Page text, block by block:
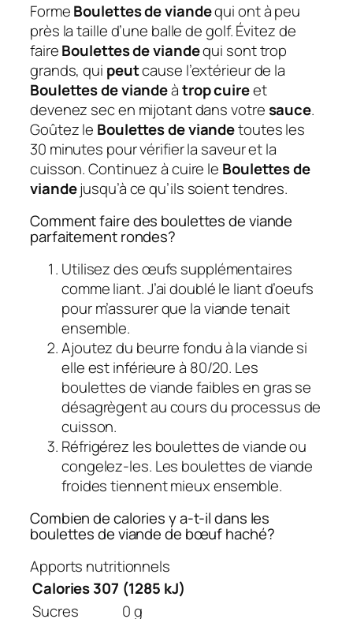
FormeBoulettes de viandequi ont à peu
près la taille d’une balle de golf. Évitez de
faireBoulettes de viandequi sont trop
grands, qui peutcause l’extérieur de la
Boulettes de viandeàtrop cuireet
devenez sec en mijotant dans votresauce.
Goûtez le Boulettes de viandetoutes les
30 minutes pour vérifier la saveur et la
cuisson. Continuez à cuire le Boulettes de
viandejusqu’à ce qu’ils soient tendres.
Comment faire des boulettes de viande
parfaitement rondes?
Utilisez des œufs supplémentaires
comme liant. J’ai doublé le liant d’oeufs
pour m’assurer que la viande tenait
ensemble.
Ajoutez du beurre fondu à la viande si
elle est inférieure à 80/20. Les
boulettes de viande faibles en gras se
désagrègent au cours du processus de
cuisson.
Réfrigérez les boulettes de viande ou
congelez-les. Les boulettes de viande
froides tiennent mieux ensemble.
Combien de calories y a-t-il dans les
boulettes de viande de bœuf haché?
Apports nutritionnels
Calories 307 (1285 kJ)
Sucres
0 g